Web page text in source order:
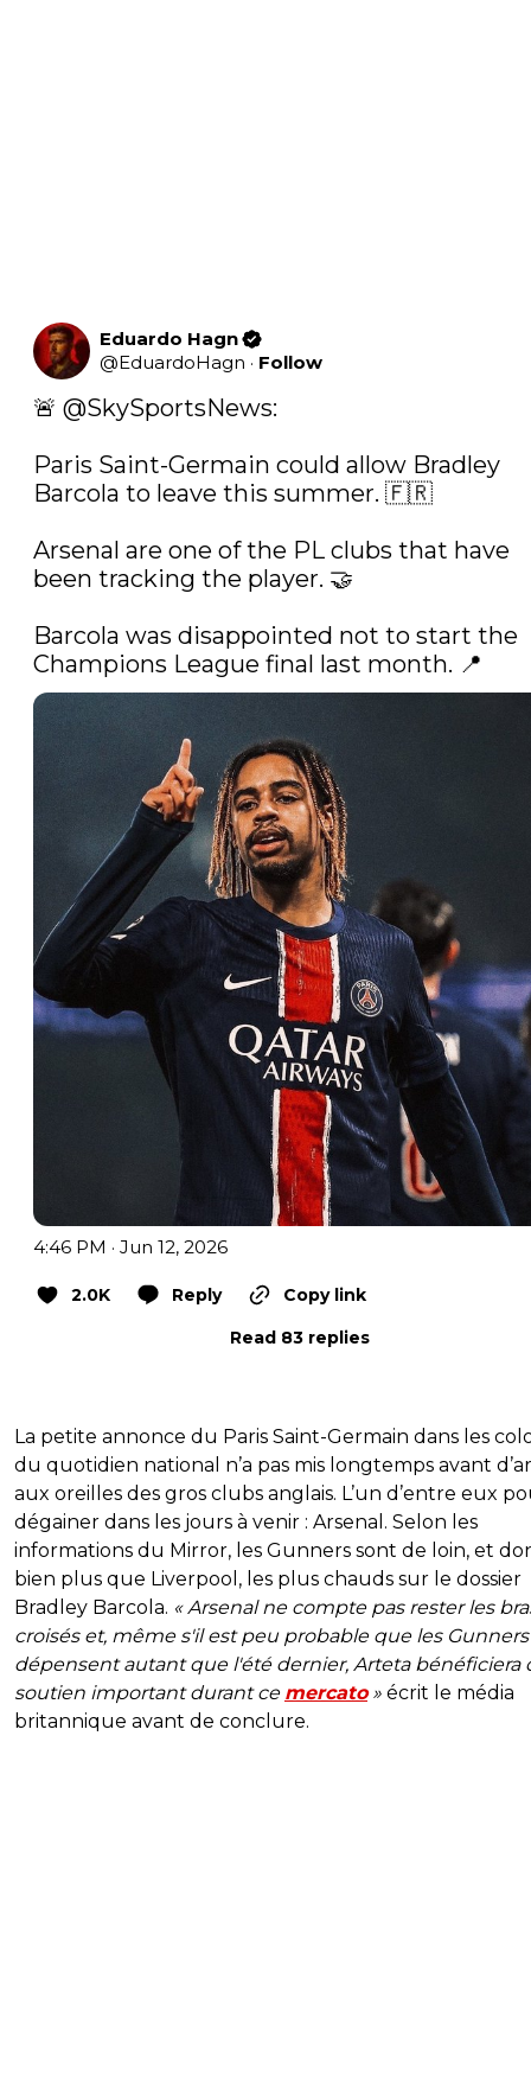
Eduardo Hagn
@EduardoHagn · Follow
🚨 @SkySportsNews:
Paris Saint-Germain could allow Bradley
Barcola to leave this summer. 🇫🇷
Arsenal are one of the PL clubs that have
been tracking the player. 🤝
Barcola was disappointed not to start the
Champions League final last month. 📍
4:46 PM · Jun 12, 2026
2.0K Reply
Copy link
Read 83 replies
La petite annonce du Paris Saint-Germain dans les
du quotidien national n’a pas mis longtemps avant
aux oreilles des gros clubs anglais. L’un d’entre eux
dégainer dans les jours à venir : Arsenal. Selon les
informations du Mirror, les Gunners sont de loin, et
bien plus que Liverpool, les plus chauds sur le dossier
Bradley Barcola. « Arsenal ne compte pas rester les
croisés et, même s'il est peu probable que les Gunners
dépensent autant que l'été dernier, Arteta bénéficiera
soutien important durant ce mercato» écrit le média
britannique avant de conclure.